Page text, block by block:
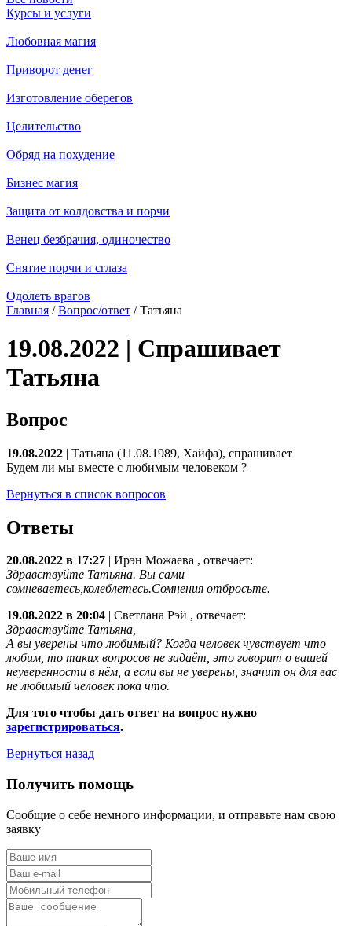
Курсы и услуги
Любовная магия
Приворот денег
Изготовление оберегов
Целительство
Обряд на похудение
Бизнес магия
Защита от колдовства и порчи
Венец безбрачия, одиночество
Снятие порчи и сглаза
Одолеть врагов
Главная /Вопрос/ответ / Татьяна
19.08.2022 | Спрашивает
Татьяна
Вопрос
19.08.2022 | Татьяна (11.08.1989, Хайфа), спрашивает
Будем ли мы вместе с любимым человеком ?
Вернуться в список вопросов
Ответы
20.08.2022 в 17:27 Ирэн Можаева , отвечает:
Здравствуйте Татьяна. Вы сами
сомневаетесь,колеблетесь.Сомнения отбросьте.
19.08.2022 в 20:04
Светлана Рэй , отвечает:
Здравствуйте Татьяна,
А вы уверены что любимый? Когда человек чувствует что
любим, то таких вопросов не задаёт, это говорит о вашей
неуверенности в нём, а если вы не уверены, значит он для вас
не любимый человек пока что.
Для того чтобы дать ответ на вопрос нужно
зарегистрироваться.
Вернуться назад
Получить помощь
Сообщие о себе немного информации, и отправьте нам свою
заявку